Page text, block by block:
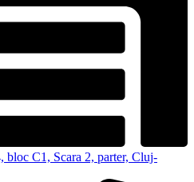
bloc C1, Scara 2, parter, Cluj-